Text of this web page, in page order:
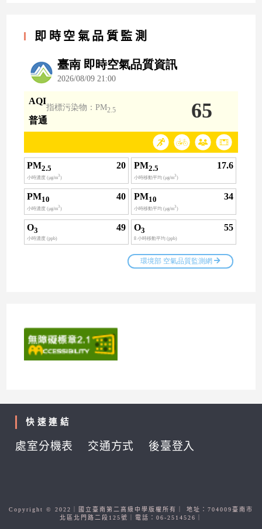
即時空氣品質監測
快速連結
處室分機表 交通方式 後臺登入
Copyright © 2022｜國立臺南第二高級中學版權所有｜ 地址：704009臺南市
北區北門路二段125號｜電話：06-2514526｜